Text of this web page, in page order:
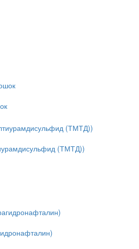
(ТМТД))